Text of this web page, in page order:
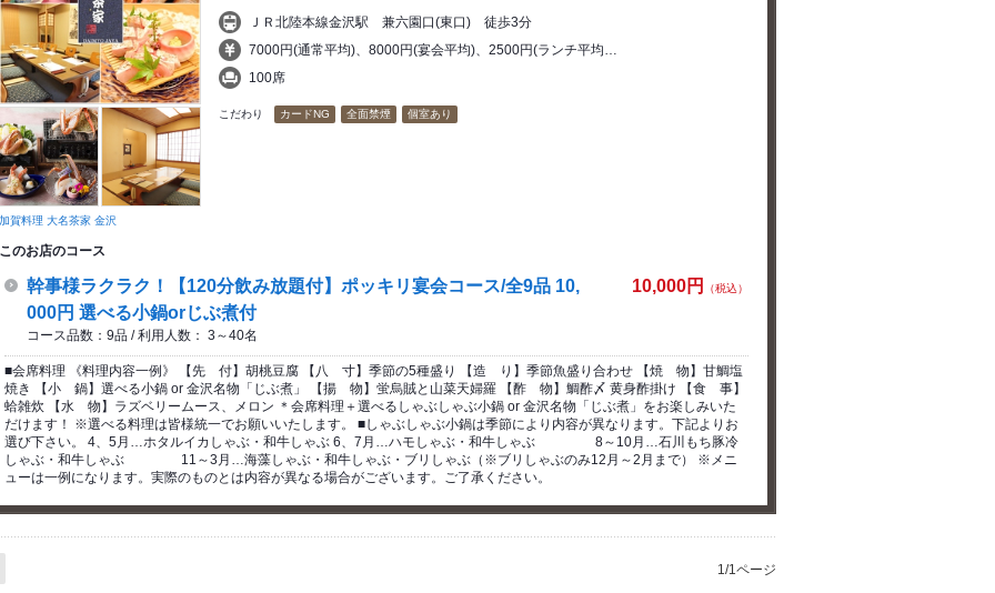
加賀料理 大名茶家 金沢
ＪＲ北陸本線金沢駅 兼六園口(東口) 徒歩3分
7000円(通常平均)、8000円(宴会平均)、2500円(ランチ平均…
100席
こだわり カードNG 全面禁煙 個室あり
このお店のコース
10,000円 （税込）
幹事様ラクラク！【120分飲み放題付】ポッキリ宴会コース/全9品 10,
000円 選べる小鍋orじぶ煮付
コース品数：9品 / 利用人数： 3～40名
■会席料理 《料理内容一例》 【先 付】胡桃豆腐 【八 寸】季節の5種盛り 【造 り】季節魚盛り合わせ 【焼 物】甘鯛塩
焼き 【小 鍋】選べる小鍋 or 金沢名物「じぶ煮」 【揚 物】蛍烏賊と山菜天婦羅 【酢 物】鯛酢〆 黄身酢掛け 【食 事】
蛤雑炊 【水 物】ラズベリームース、メロン ＊会席料理＋選べるしゃぶしゃぶ小鍋 or 金沢名物「じぶ煮」をお楽しみいた
だけます！ ※選べる料理は皆様統一でお願いいたします。 ■しゃぶしゃぶ小鍋は季節により内容が異なります。下記よりお
選び下さい。 4、5月…ホタルイカしゃぶ・和牛しゃぶ 6、7月…ハモしゃぶ・和牛しゃぶ 8～10月…石川もち豚冷
しゃぶ・和牛しゃぶ 11～3月…海藻しゃぶ・和牛しゃぶ・ブリしゃぶ（※ブリしゃぶのみ12月～2月まで） ※メニ
ューは一例になります。実際のものとは内容が異なる場合がございます。ご了承ください。
1/1ページ